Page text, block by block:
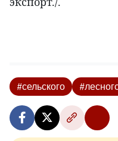
#сельского